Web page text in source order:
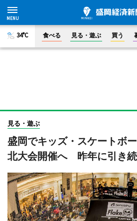
34°C 食べる 見る・遊ぶ 買う
見る・遊ぶ
盛岡でキッズ・スケートボ
北大会開催へ 昨年に引き